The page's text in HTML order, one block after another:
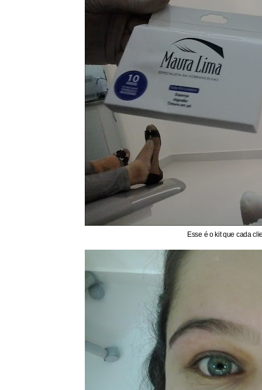
Esse é o kit que cada